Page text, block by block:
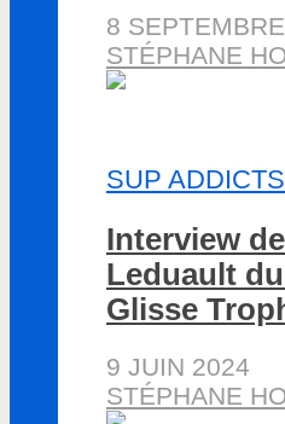
8
STÉPHANE
SUP ADDICTS
Interview
Leduault
Glisse
9 JUIN 2024
STÉPHANE